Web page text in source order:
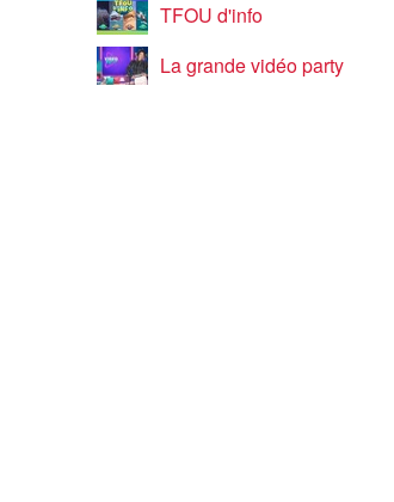
TFOU d'info
La grande vidéo party